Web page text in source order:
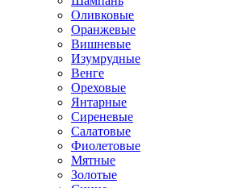
Оливковые
Оранжевые
Вишневые
Изумрудные
Венге
Ореховые
Янтарные
Сиреневые
Салатовые
Фиолетовые
Мятные
Золотые